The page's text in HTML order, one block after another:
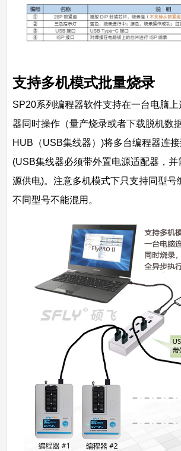
支持多机模式批量烧录
SP20系列编程器软件支持在一台电脑
器同时操作（量产烧录或者下载脱机数
HUB（USB集线器）)将多台编程器连
(USB集线器必须带外置电源适配器，
源供电)。注意多机模式下只支持同型号
不同型号不能混用。